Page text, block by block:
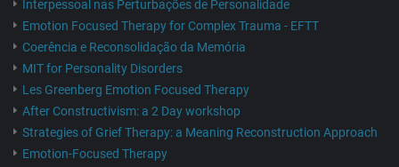
Interpessoal nas Perturbações de Personalidade
Emotion Focused Therapy for Complex Trauma - EFTT
Coerência e Reconsolidação da Memória
MIT for Personality Disorders
Les Greenberg Emotion Focused Therapy
After Constructivism: a 2 Day workshop
Strategies of Grief Therapy: a Meaning Reconstruction Approach
Emotion-Focused Therapy